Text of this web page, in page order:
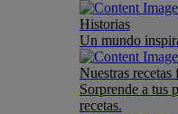
Historias
Un mundo
Nuestras recetas
Sorprende a tus
recetas.